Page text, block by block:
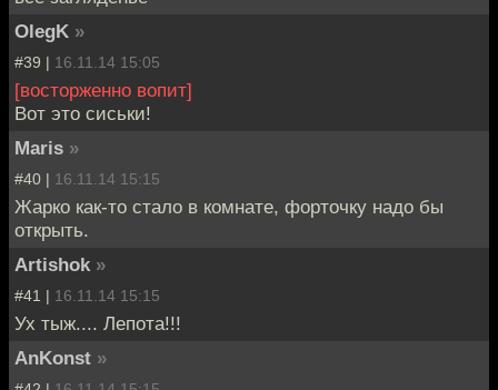
OlegK »
#39 | 16.11.14 15:05
[восторженно вопит]
Вот это сиськи!
Maris »
#40 | 16.11.14 15:15
Жарко как-то стало в комнате, форточку надо бы
открыть.
Artishok »
#41 | 16.11.14 15:15
Ух тыж.... Лепота!!!
AnKonst »